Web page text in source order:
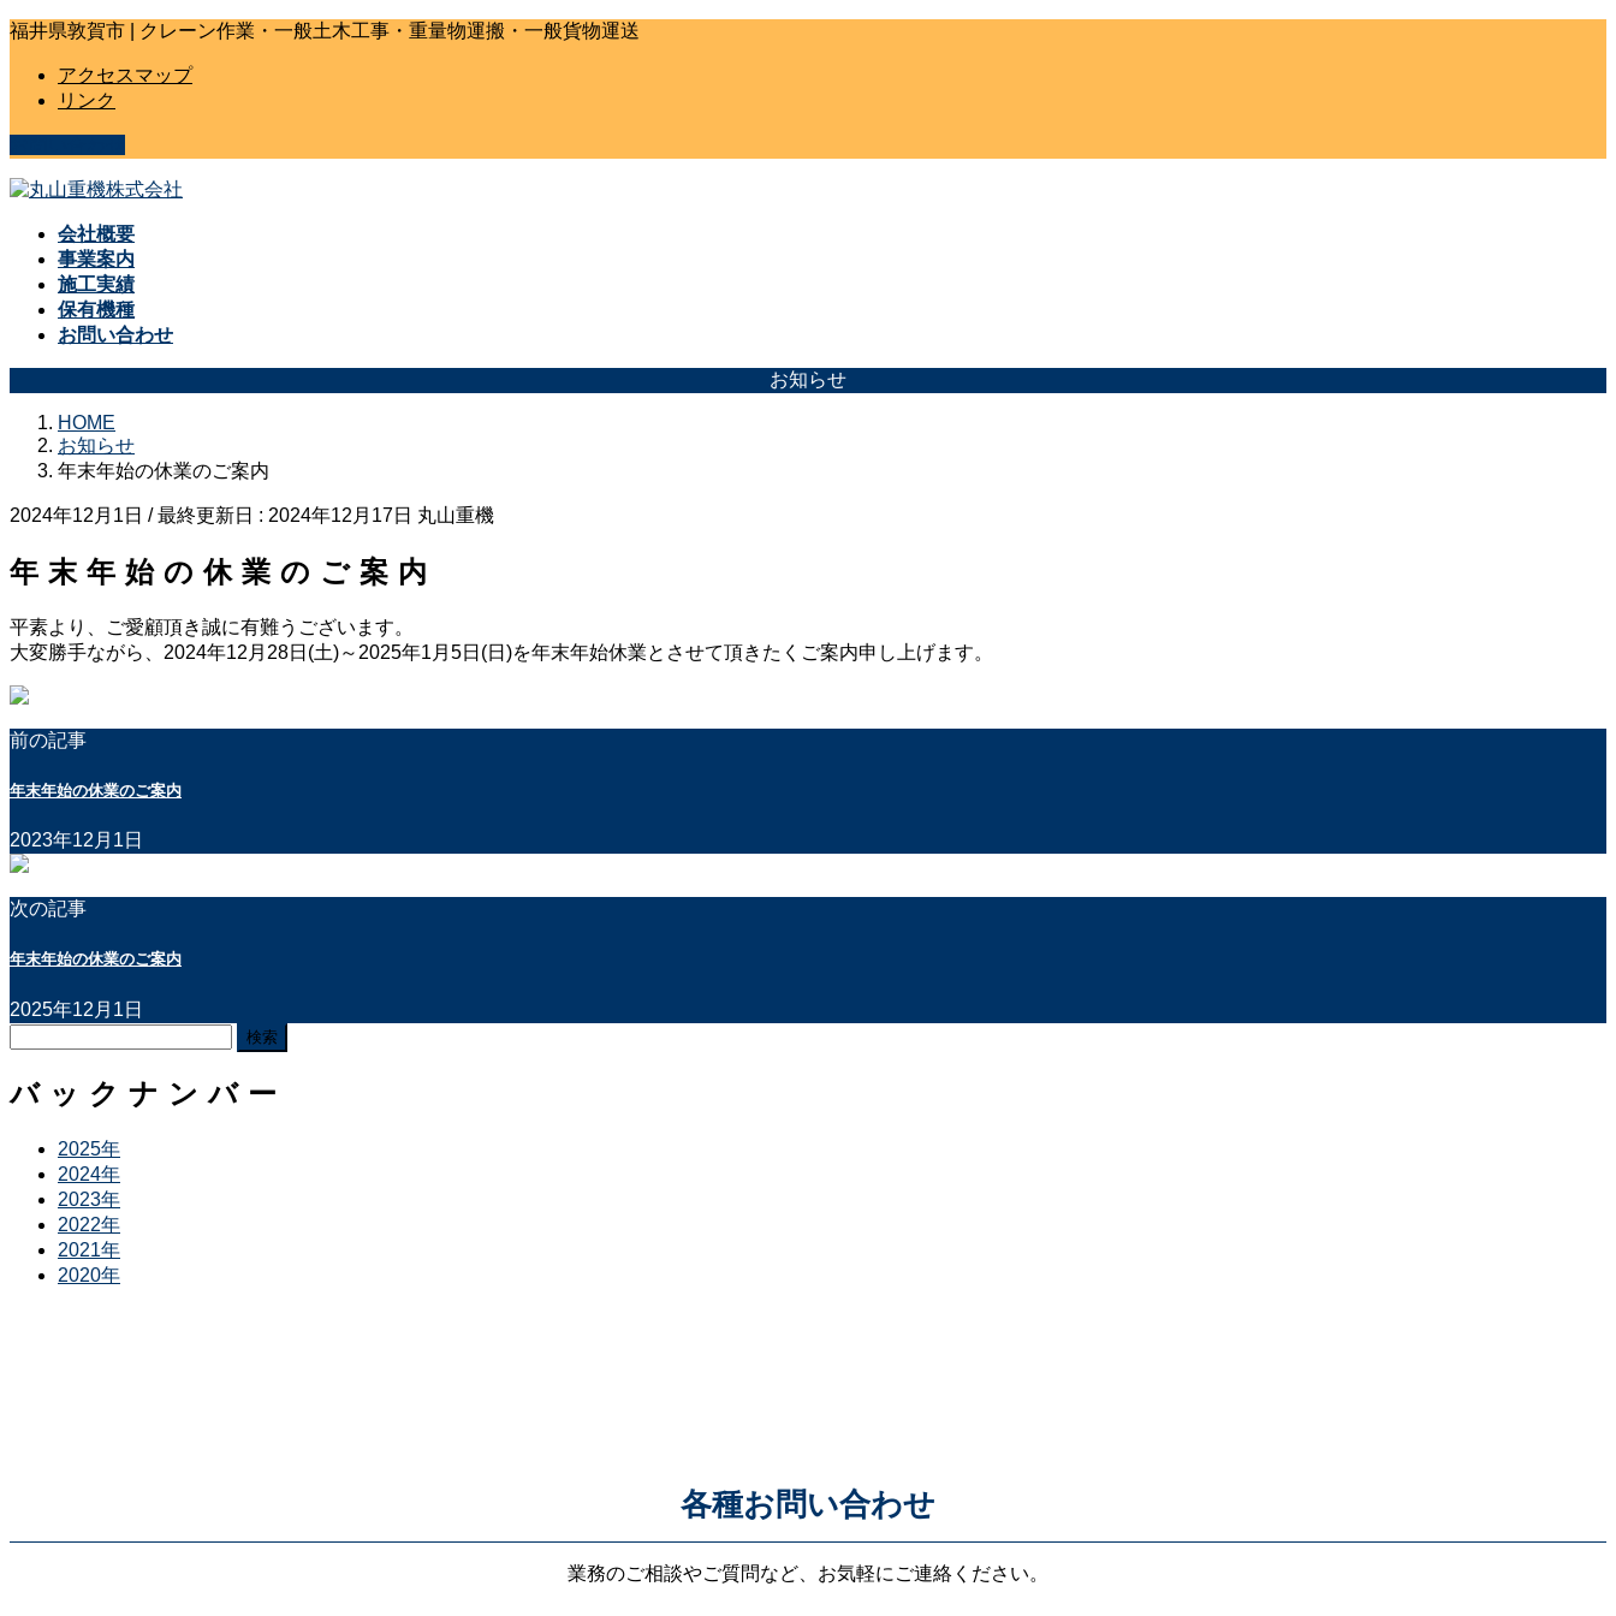
コ
ツ
に
移
ナ
シ
ョ
ン
福井県敦賀市 | クレーン作業・一般土木工事・重量物運搬・一般貨物運送
アクセスマップ
リンク
会社概要
事業案内
施工実績
保有機種
お問い合わせ
お知らせ
HOME
お知らせ
年末年始の休業のご案内
2024年12月1日 / 最終更新日 : 2024年12月17日 丸山重機
年末年始の休業のご案内
平素より、ご愛顧頂き誠に有難うございます。
大変勝手ながら、2024年12月28日(土)～2025年1月5日(日)を年末年始休業とさせて頂きたくご案内申し上げます。
前の記事
年末年始の休業のご案内
2023年12月1日
次の記事
年末年始の休業のご案内
2025年12月1日
バックナンバー
2025年
2024年
2023年
2022年
2021年
2020年
各種お問い合わせ
業務のご相談やご質問など、お気軽にご連絡ください。